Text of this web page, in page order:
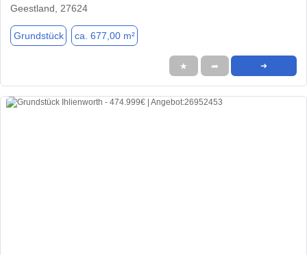
Geestland, 27624
Grundstück ca. 677,00 m²
★ ➦ ➜